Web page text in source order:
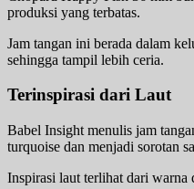
produksi yang terbatas.
Jam tangan ini berada dalam
sehingga tampil lebih ceria.
Terinspirasi dari Laut
Babel Insight menulis jam
turquoise dan menjadi sorotan
Inspirasi laut terlihat dari warna